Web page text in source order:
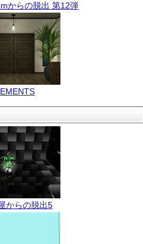
からの脱出 第12弾
からの脱出5